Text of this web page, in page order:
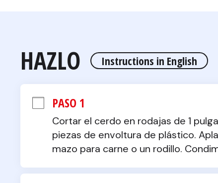
HAZLO Instructions in English
PASO 1
Cortar el cerdo en rodajas de 1
piezas de envoltura de plástico.
mazo para carne o un rodillo.